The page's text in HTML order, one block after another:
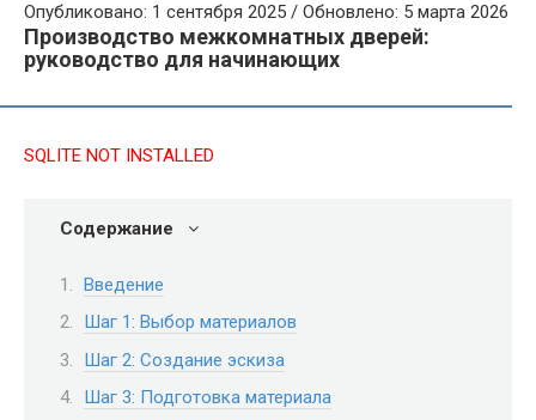
Опубликовано: 1 сентября 2025 / Обновлено: 5 марта 2026
Производство межкомнатных дверей:
руководство для начинающих
SQLITE NOT INSTALLED
Содержание
Введение
Шаг 1: Выбор материалов
Шаг 2: Создание эскиза
Шаг 3: Подготовка материала